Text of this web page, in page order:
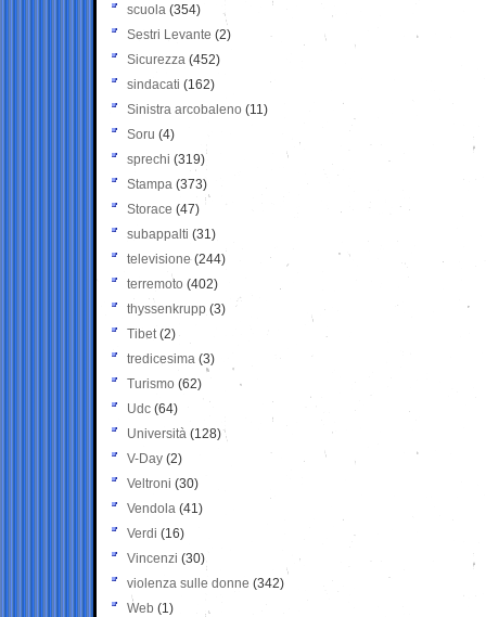
scuola (354)
Sestri Levante (2)
Sicurezza (452)
sindacati (162)
Sinistra arcobaleno (11)
Soru (4)
sprechi (319)
Stampa (373)
Storace (47)
subappalti (31)
televisione(244)
terremoto (402)
thyssenkrupp (3)
Tibet(2)
tredicesima (3)
Turismo (62)
Udc (64)
Università (128)
V-Day (2)
Veltroni (30)
Vendola (41)
Verdi (16)
Vincenzi (30)
violenza sulle donne (342)
Web (1)